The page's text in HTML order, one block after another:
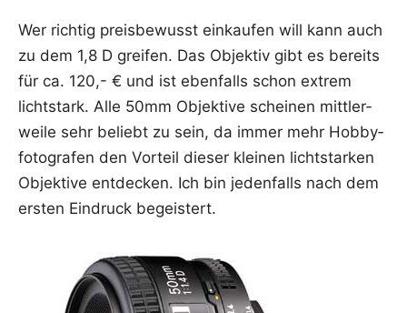
Wer rich­tig preis­be­wusst ein­kau­fen will kann auch
zu dem 1,8 D grei­fen. Das Objek­tiv gibt es bereits
für ca. 120,- € und ist eben­falls schon extrem
licht­stark. Alle 50mm Objek­ti­ve schei­nen mitt­ler­
wei­le sehr beliebt zu sein, da immer mehr Hob­by­
fo­to­gra­fen den Vor­teil die­ser klei­nen licht­star­ken
Objek­ti­ve ent­de­cken. Ich bin jeden­falls nach dem
ers­ten Ein­druck begeistert.